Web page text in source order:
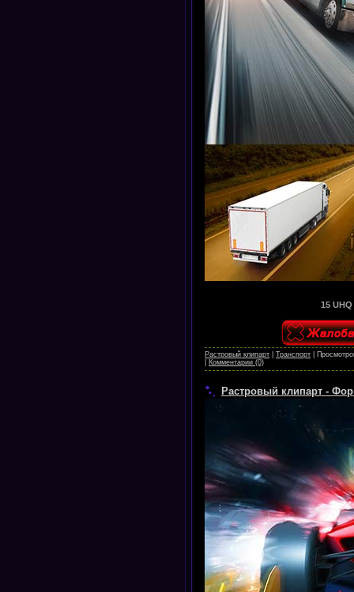
15
Растровый клипарт Транспорт
Комментарии (0)
Растровый клипарт -